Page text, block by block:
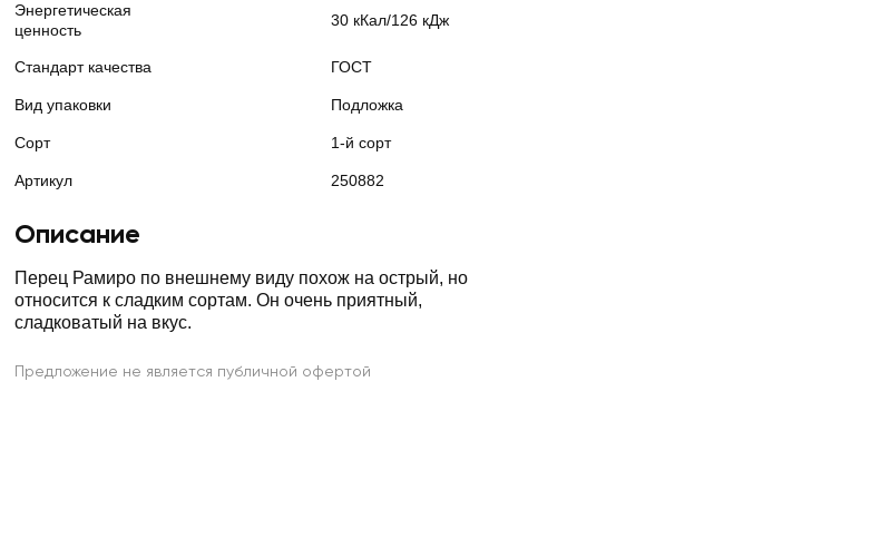
Энергетическая
ценность
30 кКал/126 кДж
Стандарт качества ГОСТ
Вид упаковки Подложка
Сорт 1-й сорт
Артикул 250882
Описание
Перец Рамиро по внешнему виду похож на острый, но
относится к сладким сортам. Он очень приятный,
сладковатый на вкус.
Предложение не является публичной офертой